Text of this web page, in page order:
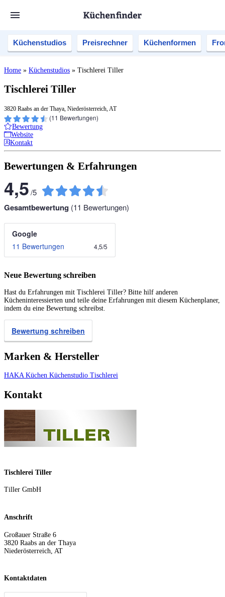
Küchenstudios Preisrechner Küchenformen
Home » Küchenstudios » Tischlerei Tiller
Tischlerei Tiller
3820 Raabs an der Thaya, Niederösterreich, AT
(11 Bewertungen)
Bewertung
Website
Kontakt
Bewertungen & Erfahrungen
4,5/5
Gesamtbewertung (11 Bewertungen)
Google
11 Bewertungen
4,5/5
Neue Bewertung schreiben
Hast du Erfahrungen mit Tischlerei Tiller? Bitte hilf anderen
Kücheninteressierten und teile deine Erfahrungen mit diesem Küchenplaner,
indem du eine Bewertung schreibst.
Bewertung schreiben
Marken & Hersteller
HAKA Küchen Küchenstudio Tischlerei
Kontakt
Tischlerei Tiller
Tiller GmbH
Anschrift
Großauer Straße 6
3820 Raabs an der Thaya
Niederösterreich AT
Kontaktdaten